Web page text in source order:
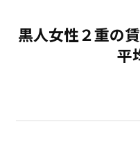
黒人女性２重の
平